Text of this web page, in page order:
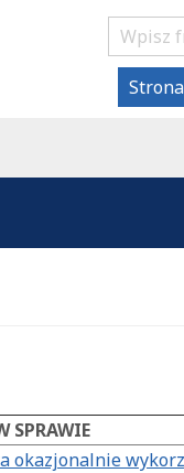
Szukaj
SPRAWIE
okazjonalnie